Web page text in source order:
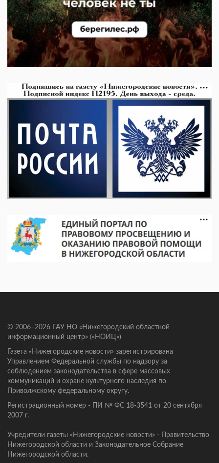
© 2006–2026 ГАУ НО «Нижегородский областной
информационный центр» («НОИЦ»)
Газета «Нижегородские новости» зарегистрирована
Управлением Федеральной службы по надзору за
соблюдением законодательства в сфере массовых
коммуникаций и охране культурного наследия по
Приволжскому федеральному округу.
Регистрационный номер - ПИ № ФС 18-3541 от 20 сентября
2007 г.
Учредители газеты «Нижегородские новости» - Правительство
Нижегородской области и Законодательное Собрание
Нижегородской области.